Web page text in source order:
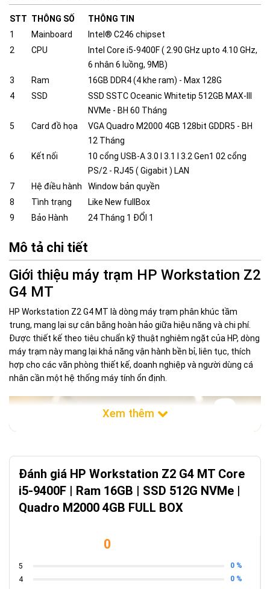
STT THÔNG SỐ
THÔNG TIN
1
Mainboard
Intel® C246 chipset
2
CPU
Intel Core i5-9400F ( 2.90 GHz upto 4.10 GHz,
6 nhân 6 luồng, 9MB)
3
Ram
16GB DDR4 (4 khe ram) - Max 128G
4
SSD
SSD SSTC Oceanic Whitetip 512GB MAX-III
NVMe - BH 60 Tháng
5
Card đồ họa
VGA Quadro M2000 4GB 128bit GDDR5 - BH
12 Tháng
6
Kết nối
10 cổng USB-A 3.0 I 3.1 I 3.2 Gen1 02 cổng
PS/2 - RJ45 ( Gigabit ) LAN
7
Hệ điều hành
Window bản quyền
8
Tình trạng
Like New fullBox
9
Bảo Hành 24 Tháng 1 ĐỔI 1
Mô tả chi tiết
Giới thiệu máy trạm HP Workstation Z2
G4 MT
HP Workstation Z2 G4 MT là dòng máy trạm phân khúc tầm
trung, mang lại sự cân bằng hoàn hảo giữa hiệu năng và chi phí.
Được thiết kế theo tiêu chuẩn kỹ thuật nghiêm ngặt của HP, dòng
máy trạm này mang lại khả năng vận hành bền bỉ, liên tục, thích
hợp cho các văn phòng thiết kế, doanh nghiệp và người dùng cá
nhân cần một hệ thống máy tính ổn định.
Cấu hình tối ưu cho các tác vụ thiết kế
Đánh giá HP Workstation Z2 G4 MT Core
i5-9400F | Ram 16GB | SSD 512G NVMe |
Quadro M2000 4GB FULL BOX
0
5
0 %
4
0 %